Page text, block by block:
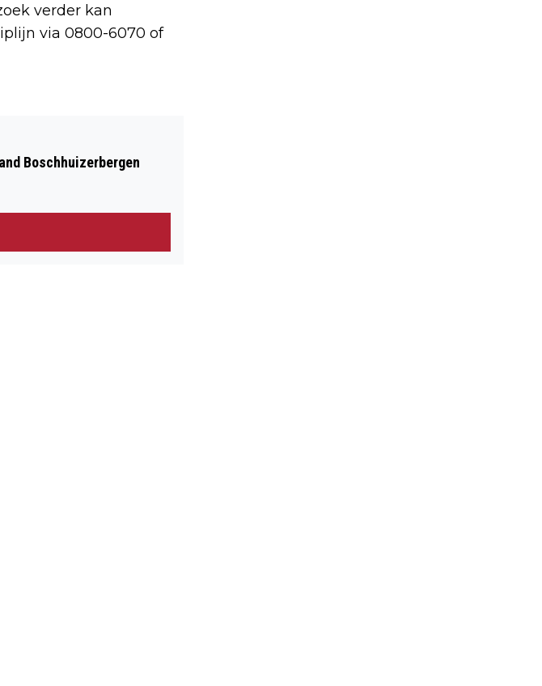
verder kan
via 0800-6070 of
Boschhuizerbergen